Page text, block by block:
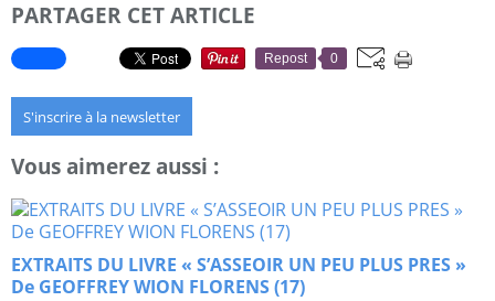
PARTAGER CET ARTICLE
Repost 0
S'inscrire à la newsletter
Vous aimerez aussi :
EXTRAITS DU LIVRE « S’ASSEOIR UN PEU PLUS PRES »
De GEOFFREY WION FLORENS (17)